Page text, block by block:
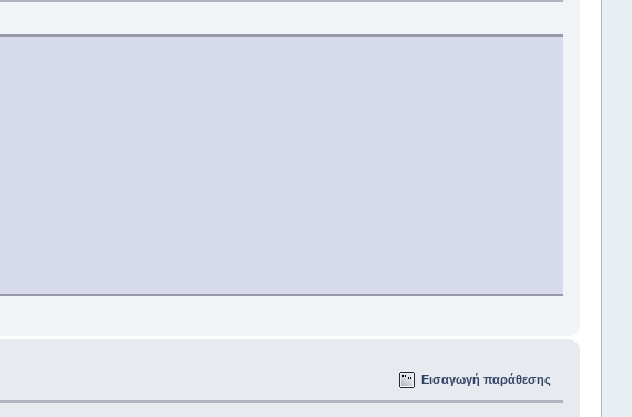
Εισαγωγή παράθεσης